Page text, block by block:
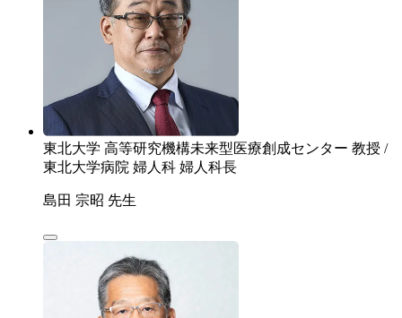
東北大学 高等研究機構未来型医療創成センター 教授 /
東北大学病院 婦人科 婦人科長
島田 宗昭 先生